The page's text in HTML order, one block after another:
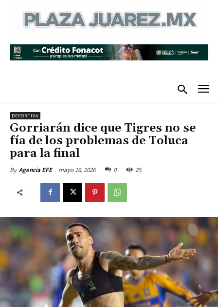
DEPORTIVA
Gorriarán dice que Tigres no se
fía de los problemas de Toluca
para la final
By Agencia EFE mayo 16, 2026 0 25